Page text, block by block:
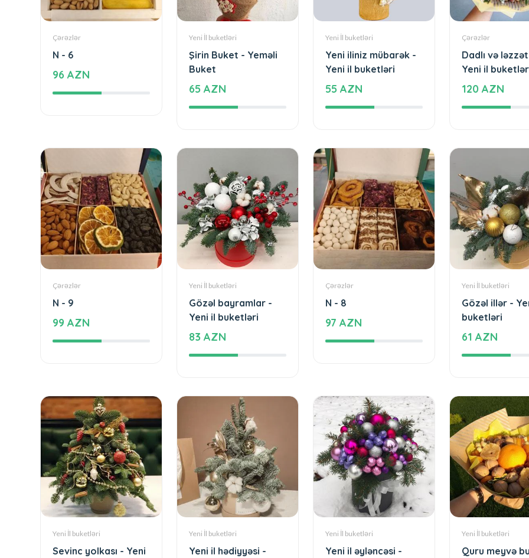
Çərəzlər
N - 6
96 AZN
Yeni İl buketləri
Şirin Buket - Yeməli
Buket
65 AZN
Yeni İl buketləri
Yeni iliniz mübarək -
Yeni il buketləri
55 AZN
Çərəzlər
Dadlı və
Yeni il
120 AZN
Çərəzlər
N - 9
99 AZN
Yeni İl buketləri
Gözəl bayramlar -
Yeni il buketləri
83 AZN
Çərəzlər
N - 8
97 AZN
Yeni İl buketləri
Gözəl illər -
buketləri
61 AZN
Yeni İl buketləri
Sevinc yolkası - Yeni
Yeni İl buketləri
Yeni il hədiyyəsi -
Yeni İl buketləri
Yeni il əyləncəsi -
Yeni İl buketləri
Quru meyvə